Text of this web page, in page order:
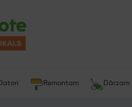
Remontam Dārzam